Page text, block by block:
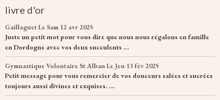
livre d'or
GaillaguetLe Sam 12 avr 2025
Juste un petit mot pour vous dire que nous nous régalons en famille
en Dordogne avec vos deux succulents ...
Gymnastique Volontaire St AlbanLe Jeu 13 fév 2025
Petit message pour vous remercier de vos douceurs salées et sucrées
toujours aussi divines et exquises. ...